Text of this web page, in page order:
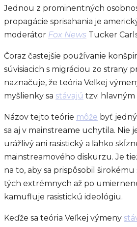
Jednou z prominentných
propagácie sprisahania je
moderátor Fox News Tucker
Čoraz častejšie používanie
súvisiacich s migráciou zo strany
naznačuje, že teória Veľkej
myšlienky sa stávajú tzv.
Názov tejto teórie môže byť
sa aj v mainstreame uchytila. Nie
urážlivý ani rasistický a ľahko
mainstreamového diskurzu. Je
na to, aby sa prispôsobil
tých extrémnych až po
kamufluje rasistickú ideológiu.
Keďže sa teória Veľkej výmeny